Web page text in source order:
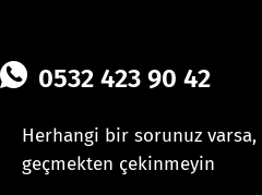
0532 423 90 42
Herhangi bir sorunuz
geçmekten çekinmeyin